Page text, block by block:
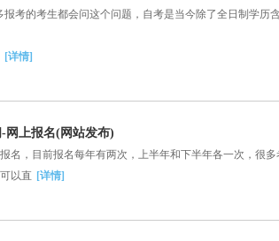
的考生都会问这个问题，自考是当今除了全日制学历
[详情]
网上报名(网站发布)
，目前报名每年有两次，上半年和下半年各一次，很多
以直 [详情]